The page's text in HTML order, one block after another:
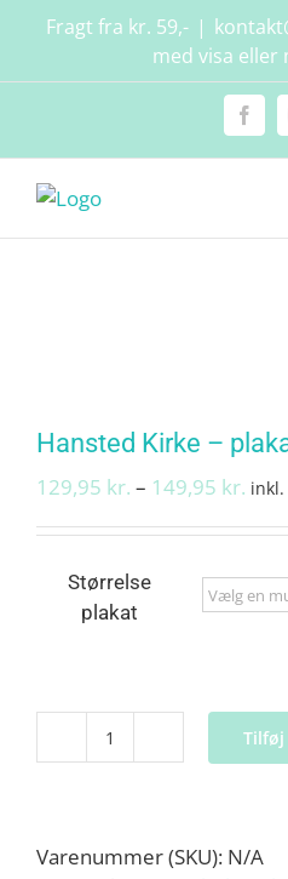
content
Fragt fra kr. 59,- |
med visa eller
Hansted Kirke –
129,95 kr. – 149,95 kr. inkl.
Størrelse
plakat
Hansted
antal
Varenummer (SKU): N/A